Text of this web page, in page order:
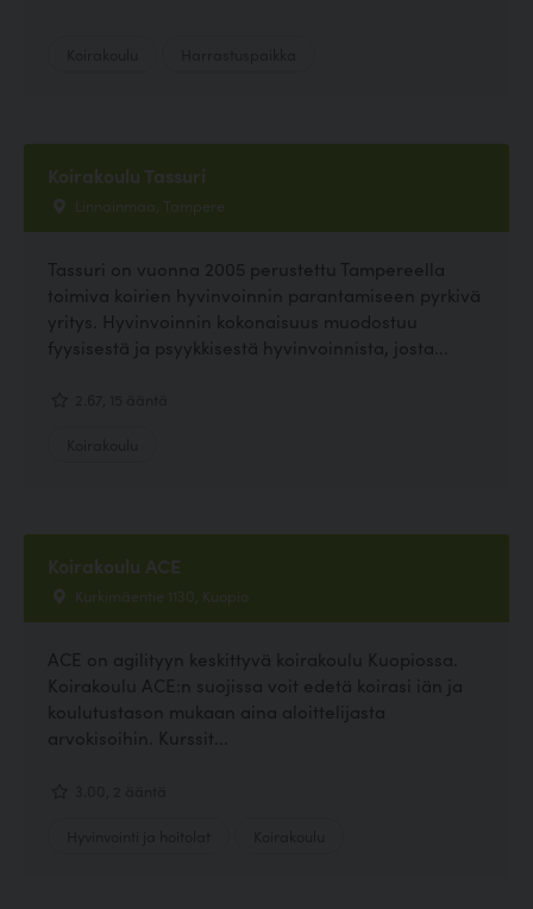
Koirakoulu Tassuri
Linnainmaa, Tampere
Tassuri on vuonna 2005 perustettu Tampereella
toimiva koirien hyvinvoinnin parantamiseen pyrkivä
yritys. Hyvinvoinnin kokonaisuus muodostuu
fyysisestä ja psyykkisestä hyvinvoinnista, josta...
Koirakoulu ACE
Kurkimäentie 1130, Kuopio
ACE on agilityyn keskittyvä koirakoulu Kuopiossa.
Koirakoulu ACE:n suojissa voit edetä koirasi iän ja
koulutustason mukaan aina aloittelijasta
arvokisoihin. Kurssit...